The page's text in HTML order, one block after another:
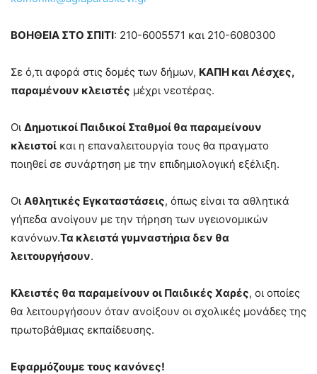
ΒΟΗΘΕΙΑ ΣΤΟ ΣΠΙΤΙ: 210-6005571 και 210-6080300
Σε ό,τι αφορά στις δομές των δήμων, ΚΑΠΗ και Λέσχες,
παραμένουν κλειστές μέχρι νεοτέρας.
Οι Δημοτικοί Παιδικοί Σταθμοί θα παραμείνουν
κλειστοί και η επαναλειτουργία τους θα πραγματο
ποιηθεί σε συνάρτηση με την επιδημιολογική εξέλιξη.
Οι Αθλητικές Εγκαταστάσεις, όπως είναι τα αθλητικά
γήπεδα ανοίγουν με την τήρηση των υγειονομικών
κανόνων.Τα κλειστά γυμναστήρια δεν θα
λειτουργήσουν.
Κλειστές θα παραμείνουν οι Παιδικές Χαρές, οι οποίες
θα λειτουργήσουν όταν ανοίξουν οι σχολικές μονάδες της
πρωτοβάθμιας εκπαίδευσης.
Εφαρμόζουμε τους κανόνες!